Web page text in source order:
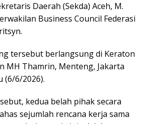
Daerah (Sekda) Aceh, M.
Business Council Federasi
tersebut berlangsung di Keraton
MH Thamrin, Menteng, Jakarta
(6/6/2026).
kedua belah pihak secara
sejumlah rencana kerja sama